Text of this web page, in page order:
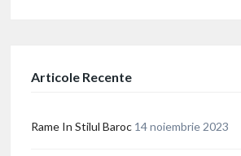
Articole Recente
Rame In Stilul Baroc 14 noiembrie 2023